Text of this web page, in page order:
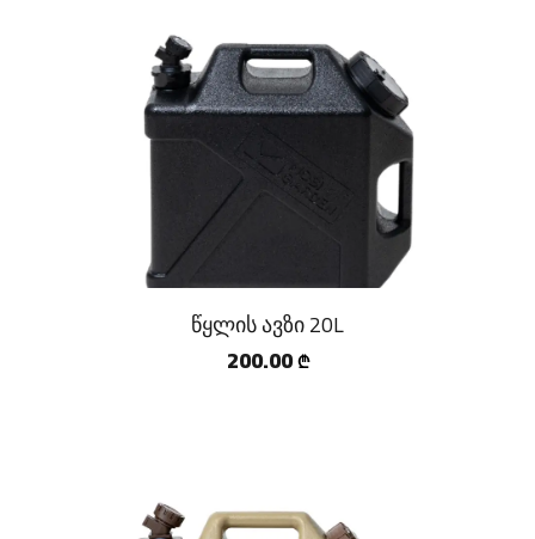
წყლის ავზი 20L
200.00 ₾